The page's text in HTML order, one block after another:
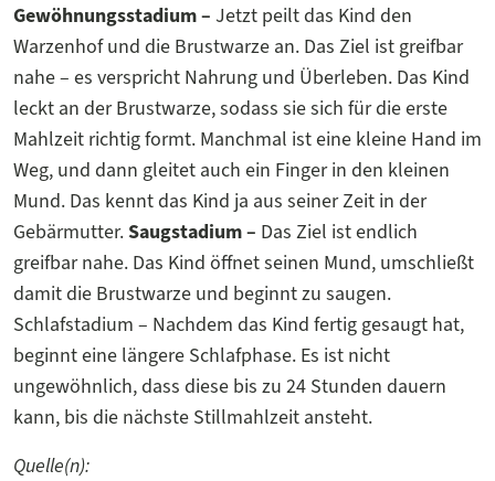
Gewöhnungsstadium – Jetzt peilt das Kind den
Warzenhof und die Brustwarze an. Das Ziel ist greifbar
nahe – es verspricht Nahrung und Überleben. Das Kind
leckt an der Brustwarze, sodass sie sich für die erste
Mahlzeit richtig formt. Manchmal ist eine kleine Hand im
Weg, und dann gleitet auch ein Finger in den kleinen
Mund. Das kennt das Kind ja aus seiner Zeit in der
Gebärmutter.Saugstadium – Das Ziel ist endlich
greifbar nahe. Das Kind öffnet seinen Mund, umschließt
damit die Brustwarze und beginnt zu saugen.
Schlafstadium – Nachdem das Kind fertig gesaugt hat,
beginnt eine längere Schlafphase. Es ist nicht
ungewöhnlich, dass diese bis zu 24 Stunden dauern
kann, bis die nächste Stillmahlzeit ansteht.
Quelle(n):